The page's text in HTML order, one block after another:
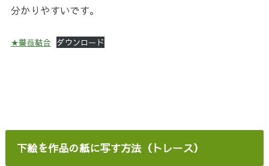
分かりやすいです。
★薔薇結合 ダウンロード
下絵を作品の紙に写す方法（トレース）